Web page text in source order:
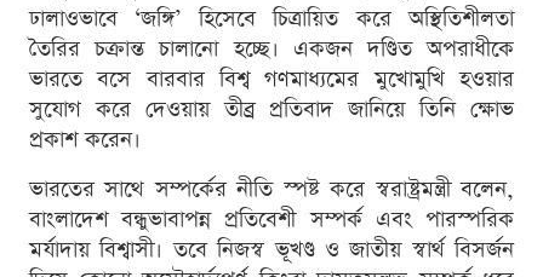
ঢালাওভাবে ‘জঙ্গি’ হিসেবে চিত্রায়িত করে অস্থিতিশীলতা
তৈরির চক্রান্ত চালানো হচ্ছে। একজন দণ্ডিত অপরাধীকে
ভারতে বসে বারবার বিশ্ব গণমাধ্যমের মুখোমুখি হওয়ার
সুযোগ করে দেওয়ায় তীব্র প্রতিবাদ জানিয়ে তিনি ক্ষোভ
প্রকাশ করেন।
ভারতের সাথে সম্পর্কের নীতি স্পষ্ট করে স্বরাষ্ট্রমন্ত্রী বলেন,
বাংলাদেশ বন্ধুভাবাপন্ন প্রতিবেশী সম্পর্ক এবং পারস্পরিক
মর্যাদায় বিশ্বাসী। তবে নিজস্ব ভূখণ্ড ও জাতীয় স্বার্থ বিসর্জন